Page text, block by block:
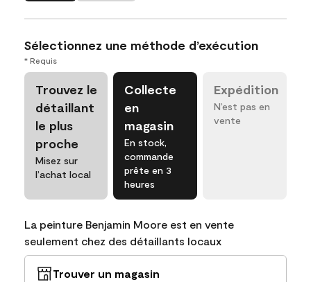
Sélectionnez une méthode d’exécution
* Requis
Trouvez le
détaillant
le plus
proche
Misez sur
l’achat local
Collecte
en
magasin
En stock,
commande
prête en 3
heures
Expédition
N’est pas en
vente
La peinture Benjamin Moore est en vente
seulement chez des détaillants locaux
Trouver un magasin